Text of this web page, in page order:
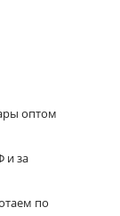
оптом
и за
по